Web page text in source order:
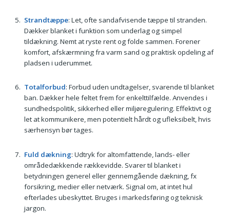
Strandtæppe: Let, ofte sandafvisende tæppe til stranden.
Dækker blanket i funktion som underlag og simpel
tildækning. Nemt at ryste rent og folde sammen. Forener
komfort, afskærmning fra varm sand og praktisk opdeling af
pladsen i uderummet.
Totalforbud: Forbud uden undtagelser, svarende til blanket
ban. Dækker hele feltet frem for enkelttilfælde. Anvendes i
sundhedspolitik, sikkerhed eller miljøregulering. Effektivt og
let at kommunikere, men potentielt hårdt og ufleksibelt, hvis
særhensyn bør tages.
Fuld dækning: Udtryk for altomfattende, lands- eller
områdedækkende rækkevidde. Svarer til blanket i
betydningen generel eller gennemgående dækning, fx
forsikring, medier eller netværk. Signal om, at intet hul
efterlades ubeskyttet. Bruges i markedsføring og teknisk
jargon.